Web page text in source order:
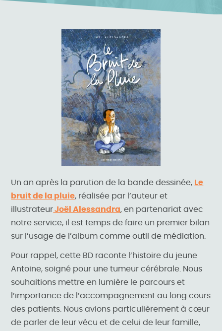
Un an après la parution de la bande dessinée, Le
bruit de la pluie, réalisée par l’auteur et
illustrateurJoël Alessandra, en partenariat avec
notre service, il est temps de faire un premier bilan
sur l’usage de l’album comme outil de médiation.
Pour rappel, cette BD raconte l’histoire du jeune
Antoine, soigné pour une tumeur cérébrale. Nous
souhaitions mettre en lumière le parcours et
l’importance de l’accompagnement au long cours
des patients. Nous avions particulièrement à cœur
de parler de leur vécu et de celui de leur famille,